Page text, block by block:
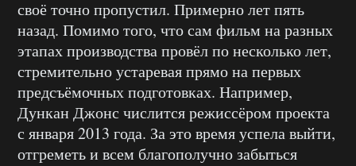
своё точно пропустил. Примерно лет пять
назад. Помимо того, что сам фильм на разных
этапах производства провёл по несколько лет,
стремительно устаревая прямо на первых
предсъёмочных подготовках. Например,
Дункан Джонс числится режиссёром проекта
с января 2013 года. За это время успела выйти,
отгреметь и всем благополучно забыться